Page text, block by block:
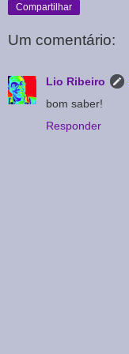
Compartilhar
Um comentário:
Lio Ribeiro
bom saber!
Responder